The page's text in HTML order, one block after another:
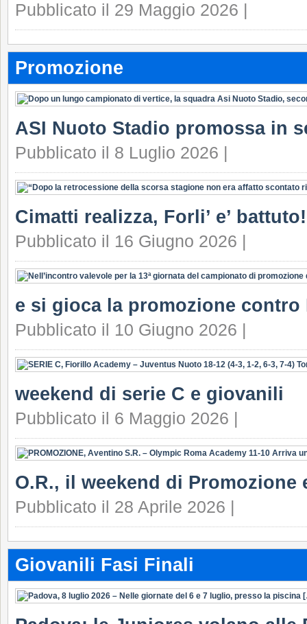
Pubblicato il 29 Maggio 2026 |
Promozione
ASI Nuoto Stadio promossa in
Pubblicato il 8 Luglio 2026 |
Cimatti realizza, Forli’ e’ battuto!
Pubblicato il 16 Giugno 2026 |
e si gioca la promozione contro
Pubblicato il 10 Giugno 2026 |
weekend di serie C e giovanili
Pubblicato il 6 Maggio 2026 |
O.R., il weekend di Promozione
Pubblicato il 28 Aprile 2026 |
Giovanili Fasi Finali